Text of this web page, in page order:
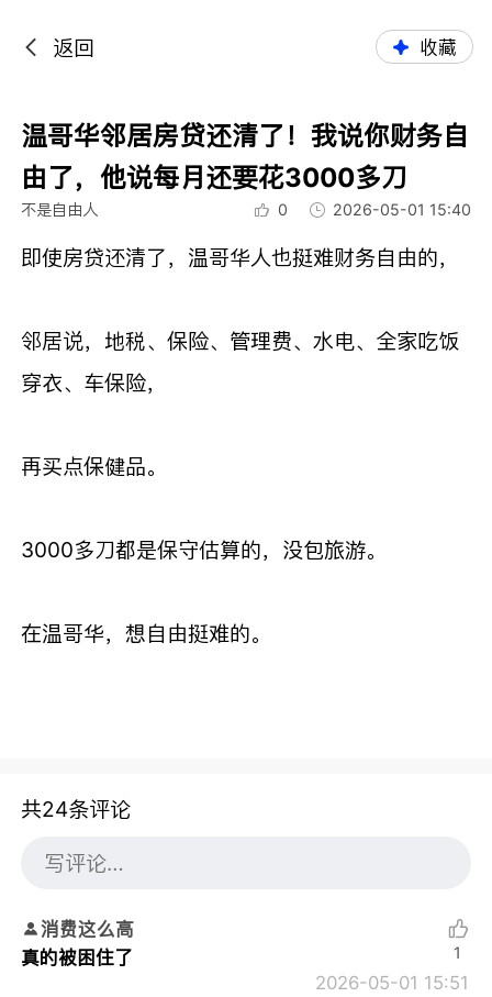
返回 收藏
温哥华邻居房贷还清了！我说你财务自
由了，他说每月还要花3000多刀
不是自由人 0 2026-05-01 15:40
即使房贷还清了，温哥华人也挺难财务自由的，
邻居说，地税、保险、管理费、水电、全家吃饭
穿衣、车保险，
再买点保健品。
3000多刀都是保守估算的，没包旅游。
在温哥华，想自由挺难的。
共24条评论
消费这么高
真的被困住了
2026-05-01 15:51
1